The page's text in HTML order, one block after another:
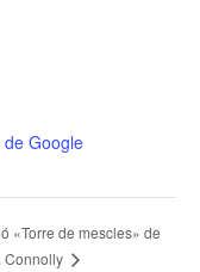
de Google
«Torre de mescles» de
Connolly